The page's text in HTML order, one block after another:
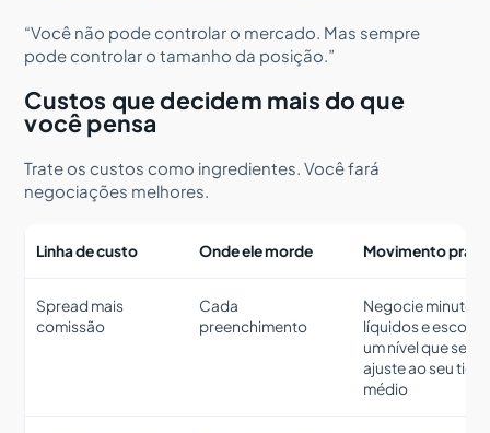
“Você não pode controlar o mercado. Mas sempre
pode controlar o tamanho da posição.”
Custos que decidem mais do que
você pensa
Trate os custos como ingredientes. Você fará
negociações melhores.
Linha de custo Onde ele morde Movimento
Spread mais
comissão
Cada
preenchimento
Negocie minutos
líquidos e escolha
um nível que se
ajuste ao seu
médio